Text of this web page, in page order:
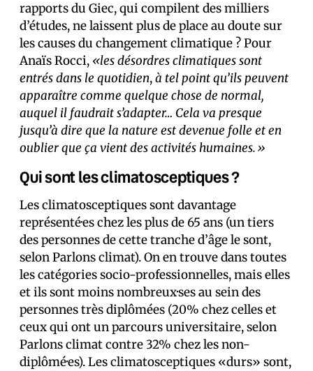
rapports du Giec, qui compilent des milliers
d’études, ne laissent plus de place au doute sur
les causes du changement climatique ? Pour
Anaïs Rocci, «les désordres climatiques sont
entrés dans le quotidien,à tel point qu’ils peuvent
apparaître comme quelque chose de normal,
auquel il faudrait s’adapter… Cela va presque
jusqu’à dire que la nature est devenue folle et en
oublier que ça vient des activités humaines.»
Qui sont les climatosceptiques ?
Les climatosceptiques sont davantage
représenté·es chez les plus de 65 ans (un tiers
des personnes de cette tranche d’âge le sont,
selon Parlons climat). On en trouve dans toutes
les catégories socio-professionnelles, mais elles
et ils sont moins nombreux·ses au sein des
personnes très diplômées (20% chez celles et
ceux qui ont un parcours universitaire, selon
Parlons climat contre 32% chez les non-
diplômé·es). Les climatosceptiques «durs» sont,